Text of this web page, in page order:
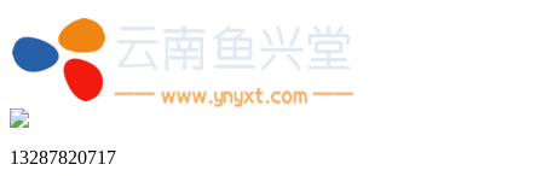
13287820717